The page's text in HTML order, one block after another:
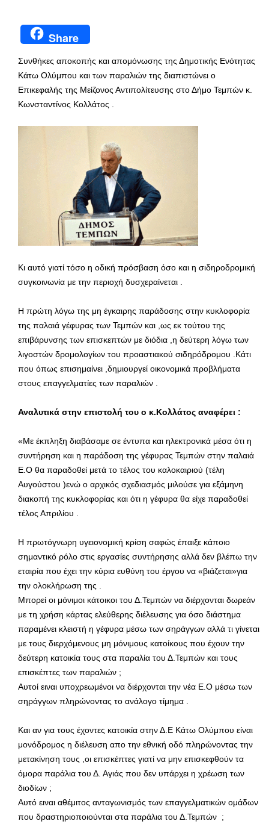
Share
Συνθήκες αποκοπής και απομόνωσης της Δημοτικής Ενότητας
Κάτω Ολύμπου και των παραλιών της διαπιστώνει ο
Επικεφαλής της Μείζονος Αντιπολίτευσης στο Δήμο Τεμπών κ.
Κωνσταντίνος Κολλάτος .
Κι αυτό γιατί τόσο η οδική πρόσβαση όσο και η σιδηροδρομική
συγκοινωνία με την περιοχή δυσχεραίνεται .
Η πρώτη λόγω της μη έγκαιρης παράδοσης στην κυκλοφορία
της παλαιά γέφυρας των Τεμπών και ,ως εκ τούτου της
επιβάρυνσης των επισκεπτών με διόδια ,η δεύτερη λόγω των
λιγοστών δρομολογίων του προαστιακού σιδηρόδρομου .Κάτι
που όπως επισημαίνει ,δημιουργεί οικονομικά προβλήματα
στους επαγγελματίες των παραλιών .
Αναλυτικά στην επιστολή του ο κ.Κολλάτος αναφέρει :
«Με έκπληξη διαβάσαμε σε έντυπα και ηλεκτρονικά μέσα ότι η
συντήρηση και η παράδοση της γέφυρας Τεμπών στην παλαιά
Ε.Ο θα παραδοθεί μετά το τέλος του καλοκαιριού (τέλη
Αυγούστου )ενώ ο αρχικός σχεδιασμός μιλούσε για εξάμηνη
διακοπή της κυκλοφορίας και ότι η γέφυρα θα είχε παραδοθεί
τέλος Απριλίου .
Η πρωτόγνωρη υγειονομική κρίση σαφώς έπαιξε κάποιο
σημαντικό ρόλο στις εργασίες συντήρησης αλλά δεν βλέπω την
εταιρία που έχει την κύρια ευθύνη του έργου να «βιάζεται»για
την ολοκλήρωση της .
Μπορεί οι μόνιμοι κάτοικοι του Δ.Τεμπών να διέρχονται δωρεάν
με τη χρήση κάρτας ελεύθερης διέλευσης για όσο διάστημα
παραμένει κλειστή η γέφυρα μέσω των σηράγγων αλλά τι γίνεται
με τους διερχόμενους μη μόνιμους κατοίκους που έχουν την
δεύτερη κατοικία τους στα παραλία του Δ.Τεμπών και τους
επισκέπτες των παραλιών ;
Αυτοί ειναι υποχρεωμένοι να διέρχονται την νέα Ε.Ο μέσω των
σηράγγων πληρώνοντας το ανάλογο τίμημα .
Και αν για τους έχοντες κατοικία στην Δ.Ε Κάτω Ολύμπου είναι
μονόδρομος η διέλευση απο την εθνική οδό πληρώνοντας την
μετακίνηση τους ,οι επισκέπτες γιατί να μην επισκεφθούν τα
όμορα παράλια του Δ. Αγιάς που δεν υπάρχει η χρέωση των
διοδίων ;
Αυτό ειναι αθέμιτος ανταγωνισμός των επαγγελματικών ομάδων
που δραστηριοποιούνται στα παράλια του Δ.Τεμπών ;